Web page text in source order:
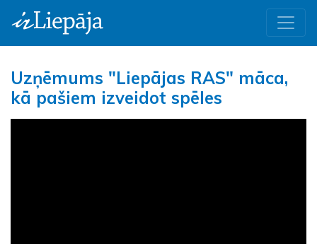
Uzņēmums "Liepājas RAS" māca,
kā pašiem izveidot spēles